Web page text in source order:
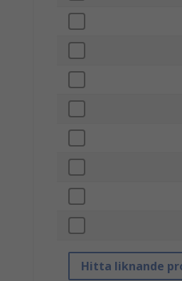
Hitta liknande